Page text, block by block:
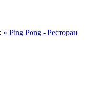
« Ping Pong - Ресторан